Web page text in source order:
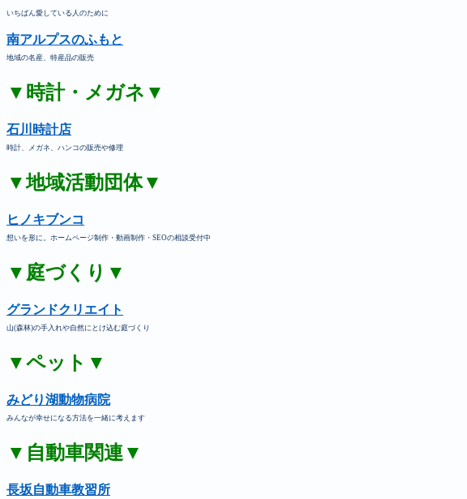
いちばん愛している人のために
南アルプスのふもと
地域の名産、特産品の販売
▼時計・メガネ▼
石川時計店
時計、メガネ、ハンコの販売や修理
▼地域活動団体▼
ヒノキブンコ
想いを形に。ホームページ制作・動画制作・SEOの相談受付中
▼庭づくり▼
グランドクリエイト
山(森林)の手入れや自然にとけ込む庭づくり
▼ペット▼
みどり湖動物病院
みんなが幸せになる方法を一緒に考えます
▼自動車関連▼
長坂自動車教習所